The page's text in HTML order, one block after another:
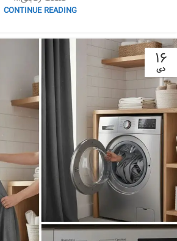
CONTINUE READING
۱۶
دی